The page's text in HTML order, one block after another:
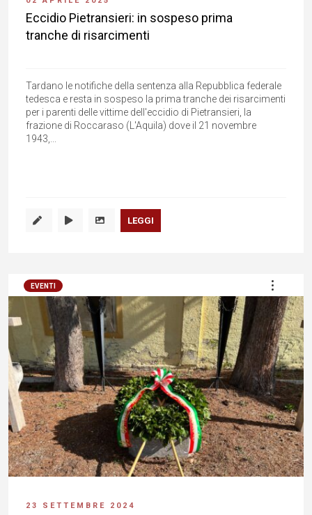
Eccidio Pietransieri: in sospeso prima
tranche di risarcimenti
Tardano le notifiche della sentenza alla Repubblica federale
tedesca e resta in sospeso la prima tranche dei risarcimenti
per i parenti delle vittime dell'eccidio di Pietransieri, la
frazione di Roccaraso (L'Aquila) dove il 21 novembre
1943,...
LEGGI
EVENTI
23 SETTEMBRE 2024